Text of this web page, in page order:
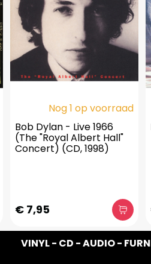
Nog 1 op voorraad
Bob Dylan - Live 1966
(The "Royal Albert Hall"
Concert) (CD, 1998)
€ 7,95
VINYL - CD - AUDIO -